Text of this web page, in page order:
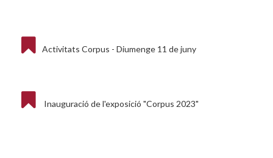
Activitats Corpus - Diumenge 11 de juny
Inauguració de l'exposició "Corpus 2023"